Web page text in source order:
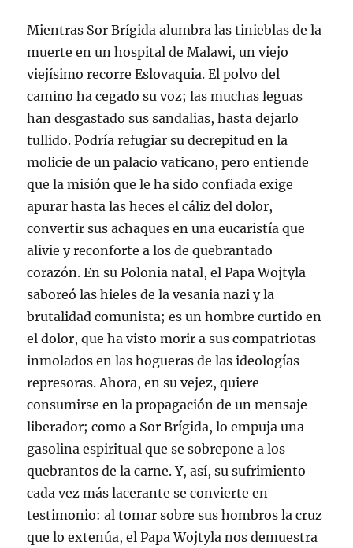
Mientras Sor Brígida alumbra las tinieblas de la
muerte en un hospital de Malawi, un viejo
viejísimo recorre Eslovaquia. El polvo del
camino ha cegado su voz; las muchas leguas
han desgastado sus sandalias, hasta dejarlo
tullido. Podría refugiar su decrepitud en la
molicie de un palacio vaticano, pero entiende
que la misión que le ha sido confiada exige
apurar hasta las heces el cáliz del dolor,
convertir sus achaques en una eucaristía que
alivie y reconforte a los de quebrantado
corazón. En su Polonia natal, el Papa Wojtyla
saboreó las hieles de la vesania nazi y la
brutalidad comunista; es un hombre curtido en
el dolor, que ha visto morir a sus compatriotas
inmolados en las hogueras de las ideologías
represoras. Ahora, en su vejez, quiere
consumirse en la propagación de un mensaje
liberador; como a Sor Brígida, lo empuja una
gasolina espiritual que se sobrepone a los
quebrantos de la carne. Y, así, su sufrimiento
cada vez más lacerante se convierte en
testimonio: al tomar sobre sus hombros la cruz
que lo extenúa, el Papa Wojtyla nos demuestra